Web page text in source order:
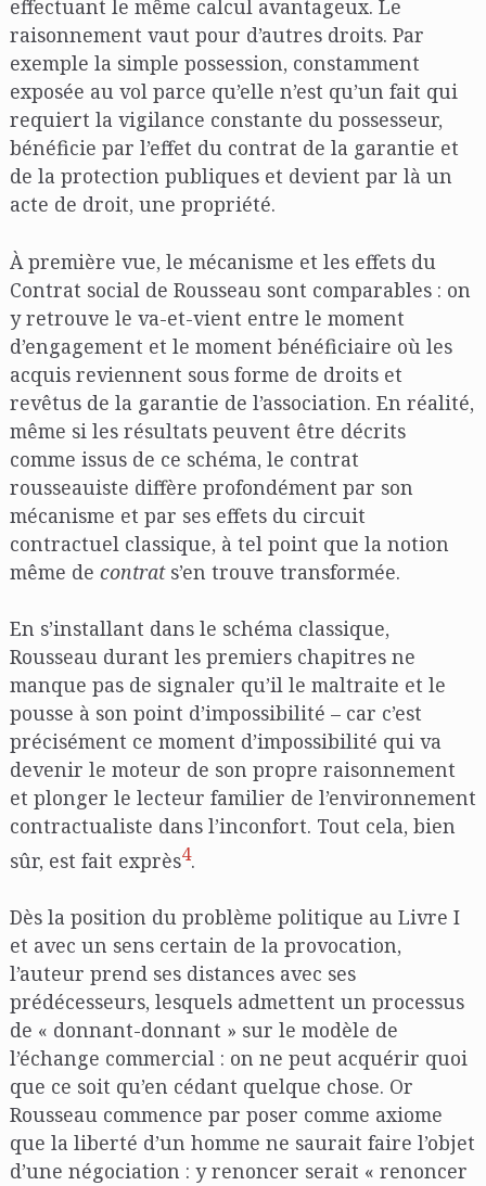
effectuant le même calcul avantageux. Le
raisonnement vaut pour d’autres droits. Par
exemple la simple possession, constamment
exposée au vol parce qu’elle n’est qu’un fait qui
requiert la vigilance constante du possesseur,
bénéficie par l’effet du contrat de la garantie et
de la protection publiques et devient par là un
acte de droit, une propriété.
À première vue, le mécanisme et les effets du
Contrat social de Rousseau sont comparables : on
y retrouve le va-et-vient entre le moment
d’engagement et le moment bénéficiaire où les
acquis reviennent sous forme de droits et
revêtus de la garantie de l’association. En réalité,
même si les résultats peuvent être décrits
comme issus de ce schéma, le contrat
rousseauiste diffère profondément par son
mécanisme et par ses effets du circuit
contractuel classique, à tel point que la notion
même de contrats’en trouve transformée.
En s’installant dans le schéma classique,
Rousseau durant les premiers chapitres ne
manque pas de signaler qu’il le maltraite et le
pousse à son point d’impossibilité – car c’est
précisément ce moment d’impossibilité qui va
devenir le moteur de son propre raisonnement
et plonger le lecteur familier de l’environnement
contractualiste dans l’inconfort. Tout cela, bien
sûr, est fait exprès4.
Dès la position du problème politique au Livre I
et avec un sens certain de la provocation,
l’auteur prend ses distances avec ses
prédécesseurs, lesquels admettent un processus
de « donnant-donnant » sur le modèle de
l’échange commercial : on ne peut acquérir quoi
que ce soit qu’en cédant quelque chose. Or
Rousseau commence par poser comme axiome
que la liberté d’un homme ne saurait faire l’objet
d’une négociation : y renoncer serait « renoncer